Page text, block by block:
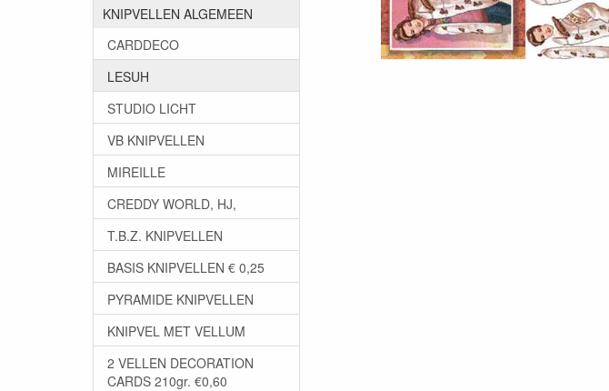
KNIPVELLEN ALGEMEEN
CARDDECO
LESUH
STUDIO LICHT
VB KNIPVELLEN
MIREILLE
CREDDY WORLD, HJ,
T.B.Z. KNIPVELLEN
BASIS KNIPVELLEN € 0,25
PYRAMIDE KNIPVELLEN
KNIPVEL MET VELLUM
2 VELLEN DECORATION
CARDS 210gr. €0,60